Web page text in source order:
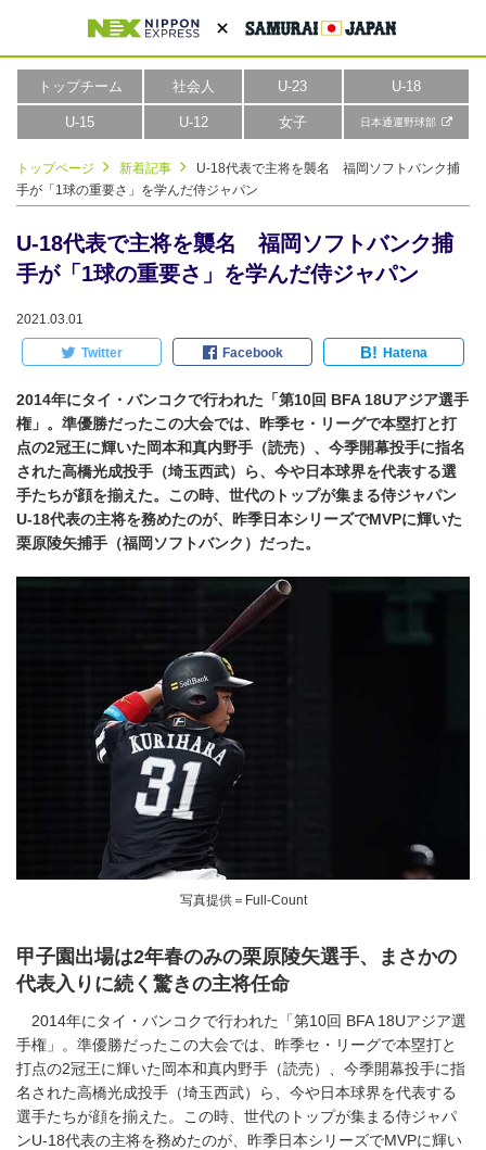
トップチーム 社会人 U-23 U-18
U-15 U-12 女子 日本通運野球部
トップページ 新着記事
U-18代表で主将を襲名 福岡ソフトバンク捕
手が「1球の重要さ」を学んだ侍ジャパン
U-18代表で主将を襲名 福岡ソフトバンク捕
手が「1球の重要さ」を学んだ侍ジャパン
2021.03.01
Twitter Facebook B! Hatena
2014年にタイ・バンコクで行われた「第10回 BFA 18Uアジア選手
権」。準優勝だったこの大会では、昨季セ・リーグで本塁打と打
点の2冠王に輝いた岡本和真内野手（読売）、今季開幕投手に指名
された高橋光成投手（埼玉西武）ら、今や日本球界を代表する選
手たちが顔を揃えた。この時、世代のトップが集まる侍ジャパン
U-18代表の主将を務めたのが、昨季日本シリーズでMVPに輝いた
栗原陵矢捕手（福岡ソフトバンク）だった。
写真提供＝Full-Count
甲子園出場は2年春のみの栗原陵矢選手、まさかの
代表入りに続く驚きの主将任命
2014年にタイ・バンコクで行われた「第10回 BFA 18Uアジア選
手権」。準優勝だったこの大会では、昨季セ・リーグで本塁打と
打点の2冠王に輝いた岡本和真内野手（読売）、今季開幕投手に指
名された高橋光成投手（埼玉西武）ら、今や日本球界を代表する
選手たちが顔を揃えた。この時、世代のトップが集まる侍ジャパ
ンU-18代表の主将を務めたのが、昨季日本シリーズでMVPに輝い